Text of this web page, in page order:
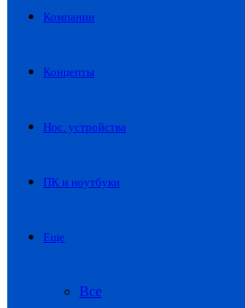
Компании
Концепты
Нос. устройства
ПК и ноутбуки
Еще
Все